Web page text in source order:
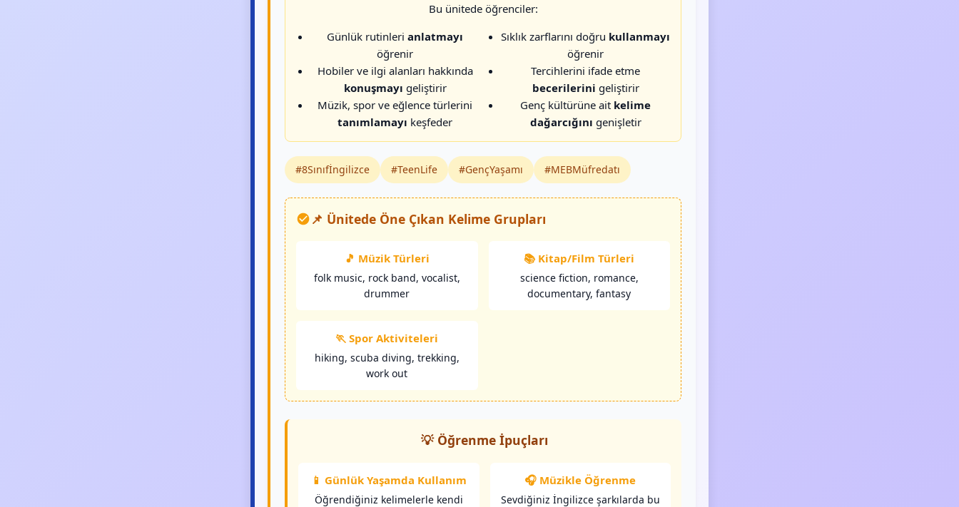
Bu ünitede öğrenciler:
Günlük rutinleri anlatmayı
öğrenir
Hobiler ve ilgi alanları hakkında
konuşmayı geliştirir
Müzik, spor ve eğlence türlerini
tanımlamayı keşfeder
Sıklık zarflarını doğru kullanmayı
öğrenir
Tercihlerini ifade etme
becerilerini geliştirir
Genç kültürüne ait kelime
dağarcığını genişletir
#8Sınıfİngilizce #TeenLife #GençYaşamı #MEBMüfredatı
📌 Ünitede Öne Çıkan Kelime Grupları
🎵 Müzik Türleri
folk music, rock band, vocalist,
drummer
📚 Kitap/Film Türleri
science fiction, romance,
documentary, fantasy
🏃 Spor Aktiviteleri
hiking, scuba diving, trekking,
work out
💡 Öğrenme İpuçları
📱 Günlük Yaşamda Kullanım
Öğrendiğiniz kelimelerle kendi
🎧 Müzikle Öğrenme
Sevdiğiniz İngilizce şarkılarda bu